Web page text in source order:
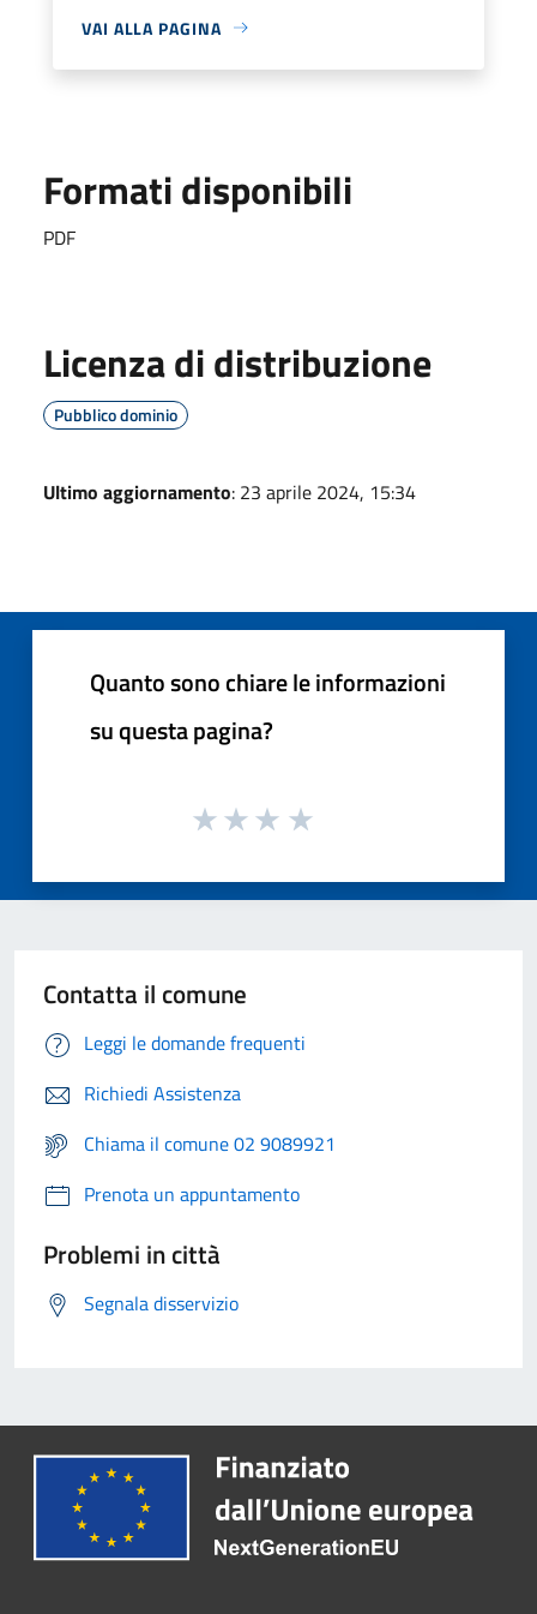
VAI ALLA PAGINA
Formati disponibili
PDF
Licenza di distribuzione
Pubblico dominio
Ultimo aggiornamento: 23 aprile 2024, 15:34
Quanto sono chiare le informazioni
su questa pagina?
Contatta il comune
Leggi le domande frequenti
Richiedi Assistenza
Chiama il comune 02 9089921
Prenota un appuntamento
Problemi in città
Segnala disservizio